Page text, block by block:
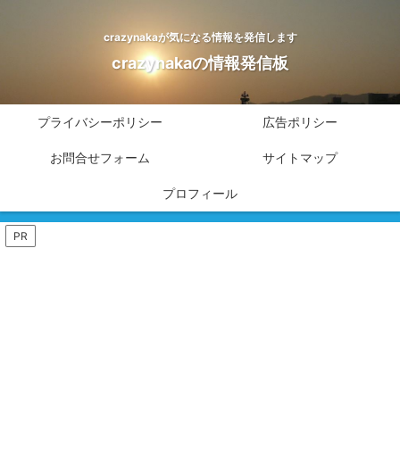
crazynakaが気になる情報を発信します
crazynakaの情報発信板
プライバシーポリシー 広告ポリシー
お問合せフォーム サイトマップ
プロフィール
PR